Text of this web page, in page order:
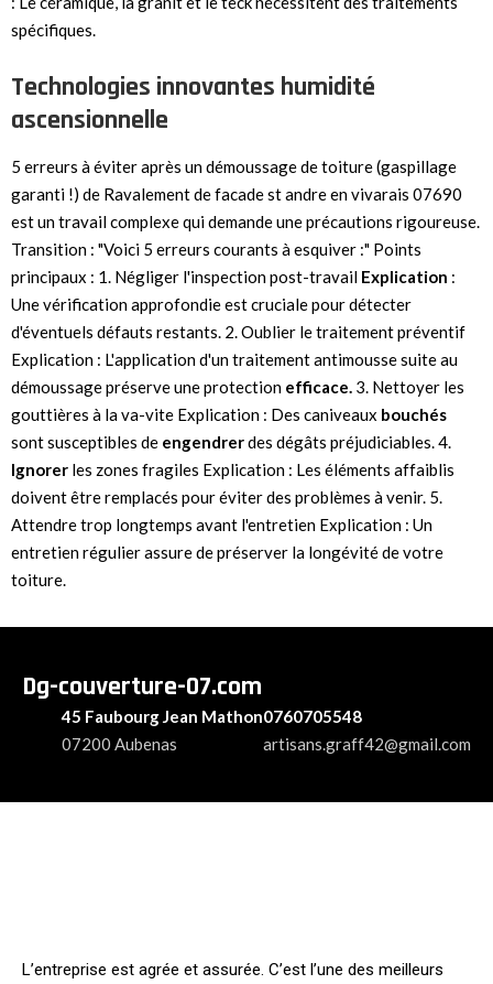
spécifiques.
Technologies innovantes humidité
ascensionnelle
5 erreurs à éviter après un démoussage de toiture (gaspillage
garanti !) de Ravalement de facade st andre en vivarais 07690
est un travail complexe qui demande une précautions rigoureuse.
Transition : "Voici 5 erreurs courants à esquiver :" Points
principaux : 1. Négliger l'inspection post-travail Explication :
Une vérification approfondie est cruciale pour détecter
d'éventuels défauts restants. 2. Oublier le traitement préventif
Explication : L'application d'un traitement antimousse suite au
démoussage préserve une protection efficace. 3. Nettoyer les
gouttières à la va-vite Explication : Des caniveaux bouchés
sont susceptibles de engendrerdes dégâts préjudiciables. 4.
Ignorer les zones fragiles Explication : Les éléments affaiblis
doivent être remplacés pour éviter des problèmes à venir. 5.
Attendre trop longtemps avant l'entretien Explication : Un
entretien régulier assure de préserver la longévité de votre
toiture.
Dg-couverture-07.com
45 Faubourg Jean Mathon
07200 Aubenas
0760705548
artisans.graff42@gmail.com
L’entreprise est agrée et assurée. C’est l’une des meilleurs